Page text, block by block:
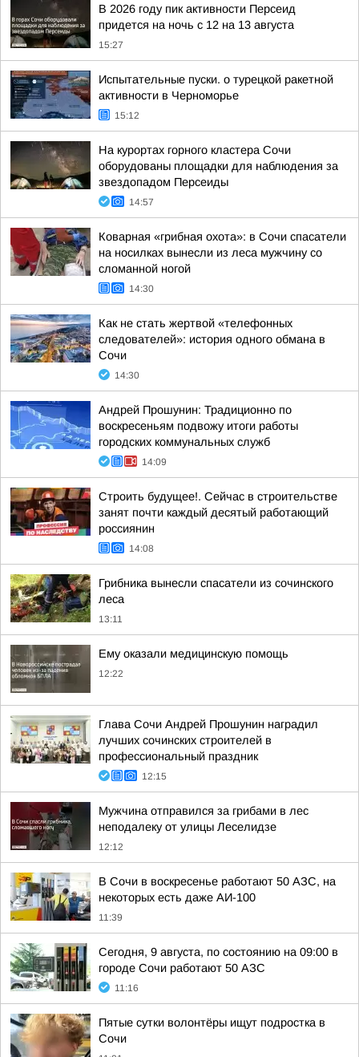
В 2026 году пик активности Персеид
придется на ночь с 12 на 13 августа
15:27
Испытательные пуски. о турецкой ракетной
активности в Черноморье
15:12
На курортах горного кластера Сочи
оборудованы площадки для наблюдения за
звездопадом Персеиды
14:57
Коварная «грибная охота»: в Сочи спасатели
на носилках вынесли из леса мужчину со
сломанной ногой
14:30
Как не стать жертвой «телефонных
следователей»: история одного обмана в
Сочи
14:30
Андрей Прошунин: Традиционно по
воскресеньям подвожу итоги работы
городских коммунальных служб
14:09
Строить будущее!. Сейчас в строительстве
занят почти каждый десятый работающий
россиянин
14:08
Грибника вынесли спасатели из сочинского
леса
13:11
Ему оказали медицинскую помощь
12:22
Глава Сочи Андрей Прошунин наградил
лучших сочинских строителей в
профессиональный праздник
12:15
Мужчина отправился за грибами в лес
неподалеку от улицы Леселидзе
12:12
В Сочи в воскресенье работают 50 АЗС, на
некоторых есть даже АИ-100
11:39
Сегодня, 9 августа, по состоянию на 09:00 в
городе Сочи работают 50 АЗС
11:16
Пятые сутки волонтёры ищут подростка в
Сочи